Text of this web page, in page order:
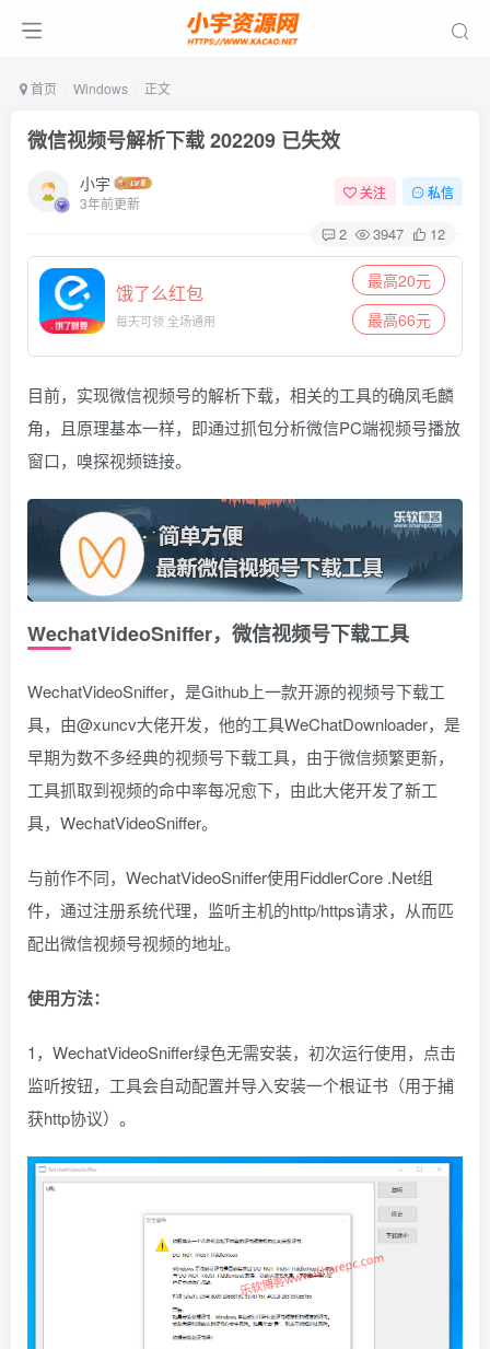
首页 Windows 正文
微信视频号解析下载 202209 已失效
小宇
3年前更新
关注 私信
2 3947 12
饿了么红包
每天可领 全场通用
最高20元
最高66元
目前，实现微信视频号的解析下载，相关的工具的确凤毛麟
角，且原理基本一样，即通过抓包分析微信PC端视频号播放
窗口，嗅探视频链接。
WechatVideoSniffer，微信视频号下载工具
WechatVideoSniffer，是Github上一款开源的视频号下载工
具，由@xuncv大佬开发，他的工具WeChatDownloader，是
早期为数不多经典的视频号下载工具，由于微信频繁更新，
工具抓取到视频的命中率每况愈下，由此大佬开发了新工
具，WechatVideoSniffer。
与前作不同，WechatVideoSniffer使用FiddlerCore .Net组
件，通过注册系统代理，监听主机的http/https请求，从而匹
配出微信视频号视频的地址。
使用方法：
1，WechatVideoSniffer绿色无需安装，初次运行使用，点击
监听按钮，工具会自动配置并导入安装一个根证书（用于捕
获http协议）。